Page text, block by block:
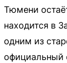
Тюмени
находится в
одним из
официальный